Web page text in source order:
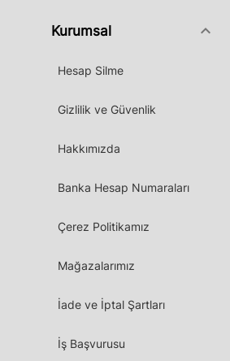
Kurumsal keyboard_arrow_down
Hesap Silme
Gizlilik ve Güvenlik
Hakkımızda
Banka Hesap Numaraları
Çerez Politikamız
Mağazalarımız
İade ve İptal Şartları
İş Başvurusu